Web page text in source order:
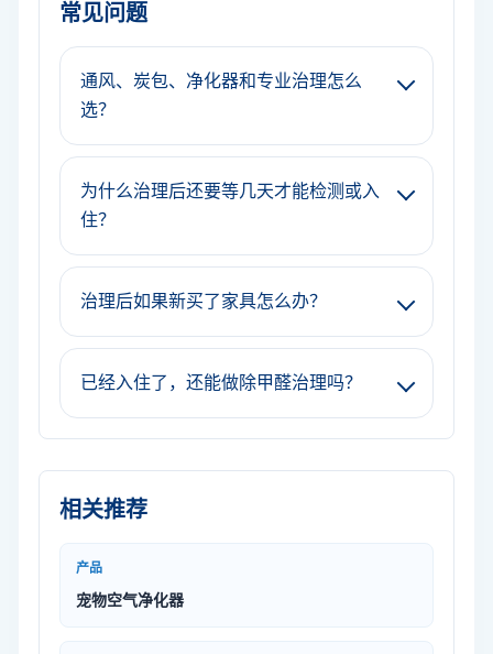
常见问题
通风、炭包、净化器和专业治理怎么
选？
为什么治理后还要等几天才能检测或入
住？
治理后如果新买了家具怎么办？
已经入住了，还能做除甲醛治理吗？
相关推荐
产品
宠物空气净化器